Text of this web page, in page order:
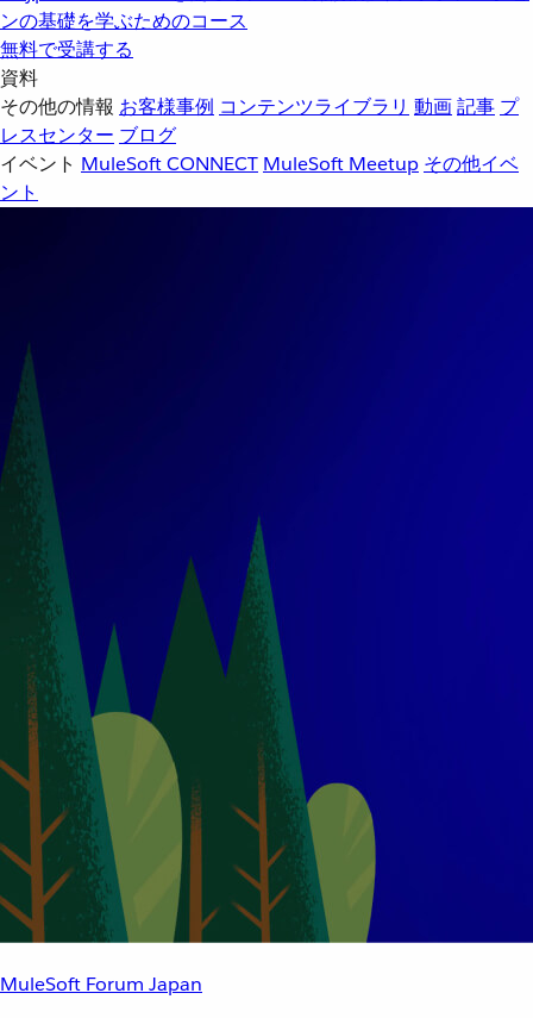
ンの基礎を学ぶためのコース
無料で受講する
資料
その他の情報 お客様事例 コンテンツライブラリ 動画記事 プ
レスセンター ブログ
イベント MuleSoft CONNECT MuleSoft Meetup その他イベ
ント
MuleSoft Forum Japan